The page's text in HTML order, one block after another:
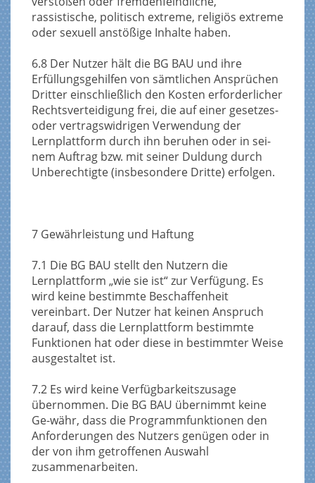
rassistische, politisch extreme, religiös extreme
oder sexuell anstößige Inhalte haben.
6.8 Der Nutzer hält die BG BAU und ihre
Erfüllungsgehilfen von sämtlichen Ansprüchen
Dritter einschließlich den Kosten erforderlicher
Rechtsverteidigung frei, die auf einer gesetzes-
oder vertragswidrigen Verwendung der
Lernplattform durch ihn beruhen oder in sei-
nem Auftrag bzw. mit seiner Duldung durch
Unberechtigte (insbesondere Dritte) erfolgen.
7 Gewährleistung und Haftung
7.1 Die BG BAU stellt den Nutzern die
Lernplattform „wie sie ist“ zur Verfügung. Es
wird keine bestimmte Beschaffenheit
vereinbart. Der Nutzer hat keinen Anspruch
darauf, dass die Lernplattform bestimmte
Funktionen hat oder diese in bestimmter Weise
ausgestaltet ist.
7.2 Es wird keine Verfügbarkeitszusage
übernommen. Die BG BAU übernimmt keine
Ge-währ, dass die Programmfunktionen den
Anforderungen des Nutzers genügen oder in
der von ihm getroffenen Auswahl
zusammenarbeiten.